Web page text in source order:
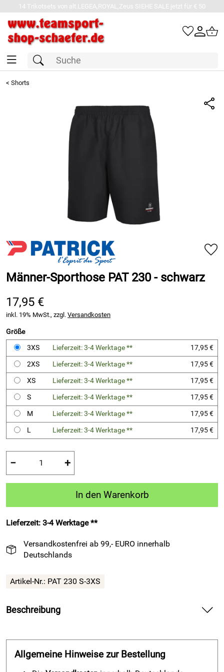
14 Trikotsets von alt.LEGEA,ROYAL,Zeus SIEHE SALE jetzt für € 50
< Shorts
Männer-Sporthose PAT 230 - schwarz
17,95 €
inkl. 19% MwSt., zzgl. Versandkosten
Größe
3XS
Lieferzeit: 3-4 Werktage **
17,95 €
2XS
Lieferzeit: 3-4 Werktage **
17,95 €
XS
Lieferzeit: 3-4 Werktage **
17,95 €
S
Lieferzeit: 3-4 Werktage **
17,95 €
M
Lieferzeit: 3-4 Werktage **
17,95 €
L
Lieferzeit: 3-4 Werktage ** 17,95 €
− +
In den Warenkorb
Lieferzeit: 3-4 Werktage **
Versandkostenfrei ab 99,- EURO innerhalb
Deutschlands
Artikel-Nr.: PAT 230 S-3XS
Beschreibung
Kontrolle im Fußballtraining und Spiel.
Spüre bei der Männer-Sporthose PAT 230 – schwarz die
angenehm weiche Qualität des Microfiber-Polyesters direkt
Allgemeine Hinweise zur Bestellung